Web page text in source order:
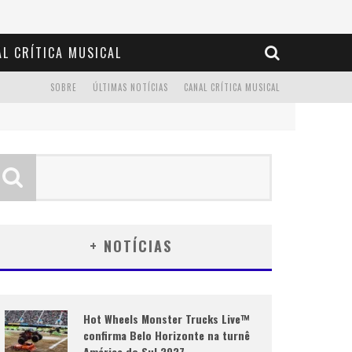
CRÍTICA MUSICAL
CANAL CRÍTICA MUSICAL
ÚLTIMAS NOTÍCIAS
SOBRE
+ NOTÍCIAS
Hot Wheels Monster Trucks Live™
confirma Belo Horizonte na turnê